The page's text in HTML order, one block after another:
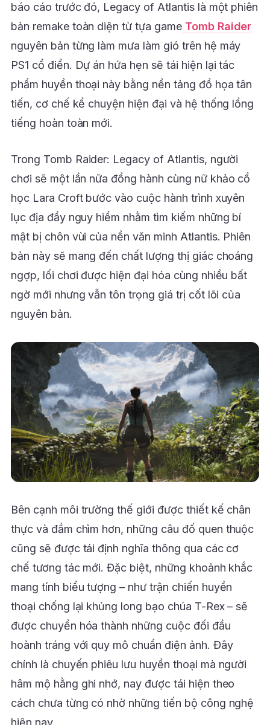
báo cáo trước đó, Legacy of Atlantis là một phiên
bản remake toàn diện từ tựa gameTomb Raider
nguyên bản từng làm mưa làm gió trên hệ máy
PS1 cổ điển. Dự án hứa hẹn sẽ tái hiện lại tác
phẩm huyền thoại này bằng nền tảng đồ họa tân
tiến, cơ chế kể chuyện hiện đại và hệ thống lồng
tiếng hoàn toàn mới.
Trong Tomb Raider: Legacy of Atlantis, người
chơi sẽ một lần nữa đồng hành cùng nữ khảo cổ
học Lara Croft bước vào cuộc hành trình xuyên
lục địa đầy nguy hiểm nhằm tìm kiếm những bí
mật bị chôn vùi của nền văn minh Atlantis. Phiên
bản này sẽ mang đến chất lượng thị giác choáng
ngợp, lối chơi được hiện đại hóa cùng nhiều bất
ngờ mới nhưng vẫn tôn trọng giá trị cốt lõi của
nguyên bản.
Bên cạnh môi trường thế giới được thiết kế chân
thực và đắm chìm hơn, những câu đố quen thuộc
cũng sẽ được tái định nghĩa thông qua các cơ
chế tương tác mới. Đặc biệt, những khoảnh khắc
mang tính biểu tượng – như trận chiến huyền
thoại chống lại khủng long bạo chúa T-Rex – sẽ
được chuyển hóa thành những cuộc đối đầu
hoành tráng với quy mô chuẩn điện ảnh. Đây
chính là chuyến phiêu lưu huyền thoại mà người
hâm mộ hằng ghi nhớ, nay được tái hiện theo
cách chưa từng có nhờ những tiến bộ công nghệ
hiện nay.